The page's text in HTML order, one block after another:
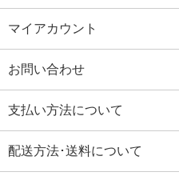
マイアカウント
お問い合わせ
支払い方法について
配送方法･送料について